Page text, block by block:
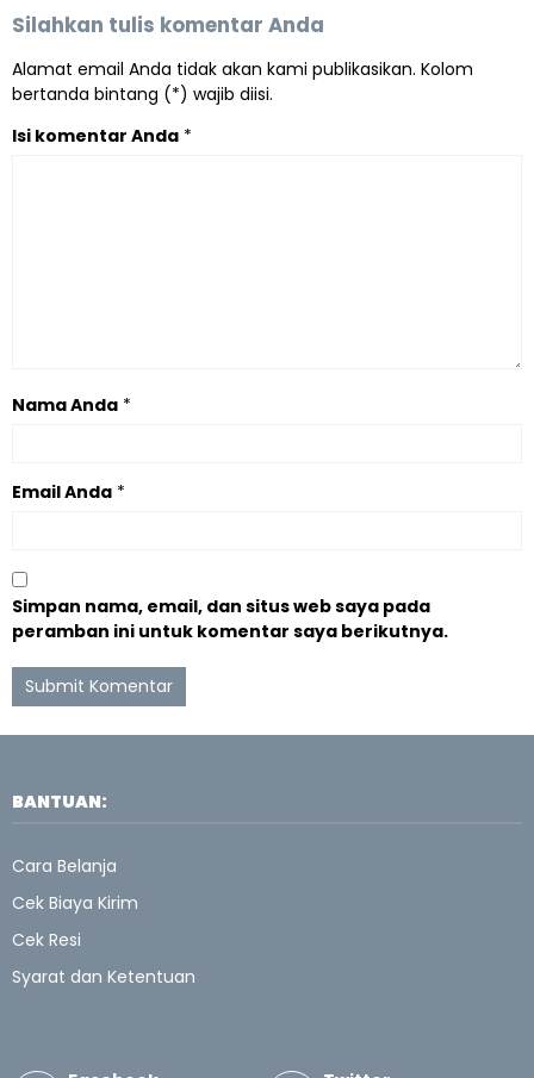
Silahkan tulis komentar Anda
Alamat email Anda tidak akan kami publikasikan. Kolom
bertanda bintang (*) wajib diisi.
Isi komentar Anda *
Nama Anda *
Email Anda *
Simpan nama, email, dan situs web saya pada
peramban ini untuk komentar saya berikutnya.
BANTUAN:
Cara Belanja
Cek Biaya Kirim
Cek Resi
Syarat dan Ketentuan